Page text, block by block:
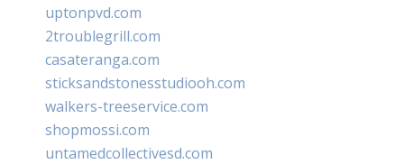
uptonpvd.com
2troublegrill.com
casateranga.com
sticksandstonesstudiooh.com
walkers-treeservice.com
shopmossi.com
untamedcollectivesd.com